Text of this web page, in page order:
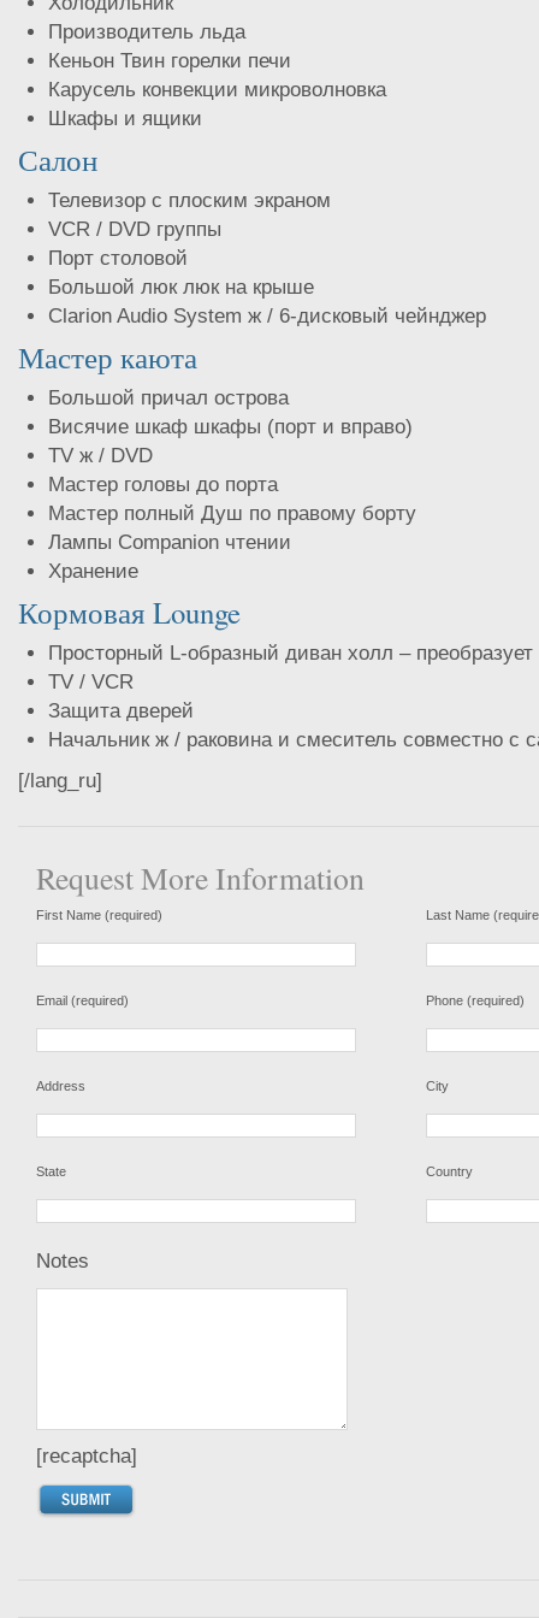
Производитель льда
Кеньон Твин горелки печи
Карусель конвекции микроволновка
Шкафы и ящики
Салон
Телевизор с плоским экраном
VCR / DVD группы
Порт столовой
Большой люк люк на крыше
Clarion Audio System ж / 6-дисковый чейнджер
Мастер каюта
Большой причал острова
Висячие шкаф шкафы (порт и вправо)
TV ж / DVD
Мастер головы до порта
Мастер полный Душ по правому борту
Лампы Companion чтении
Хранение
Кормовая Lounge
Просторный L-образный диван холл – преобразует
TV / VCR
Защита дверей
Начальник ж / раковина и смеситель совместно с
[/lang_ru]
Request More Information
First Name (required) Last Name
Email (required) Phone (required)
Address City
State Country
Notes
[recaptcha]